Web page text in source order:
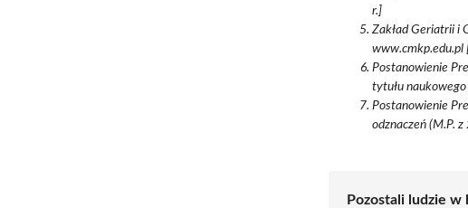
r.]
Zakład Geriatrii i
Postanowienie
tytułu
Postanowienie
odznaczeń (M.P.
Pozostali ludzie w